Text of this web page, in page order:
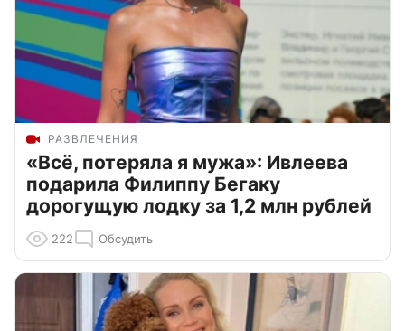
РАЗВЛЕЧЕНИЯ
«Всё, потеряла я мужа»: Ивлеева
подарила Филиппу Бегаку
дорогущую лодку за 1,2 млн рублей
222 Обсудить